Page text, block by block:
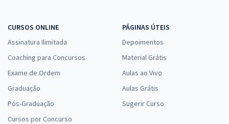
CURSOS ONLINE
Assinatura Ilimitada
Coaching para Concursos
Exame de Ordem
Graduação
Pós-Graduação
Cursos por Concurso
PÁGINAS ÚTEIS
Depoimentos
Material Grátis
Aulas ao Vivo
Aulas Grátis
Sugerir Curso